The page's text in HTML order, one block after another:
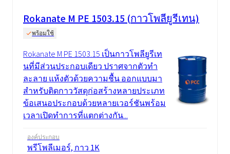
Rokanate M PE 1503.15 (กาวโพลียูรีเทน)
พร้อมใช้
Rokanate M PE 1503.15 เป็นกาวโพลียูรีเท
นที่มีส่วนประกอบเดียว ปราศจากตัวทำ
ละลาย แห้งตัวด้วยความชื้น ออกแบบมา
สำหรับติดกาววัสดุก่อสร้างหลายประเภท
ข้อเสนอประกอบด้วยหลายเวอร์ชันพร้อม
เวลาเปิดทำการที่แตกต่างกัน...
องค์ประกอบ
พรีโพลีเมอร์, กาว 1K